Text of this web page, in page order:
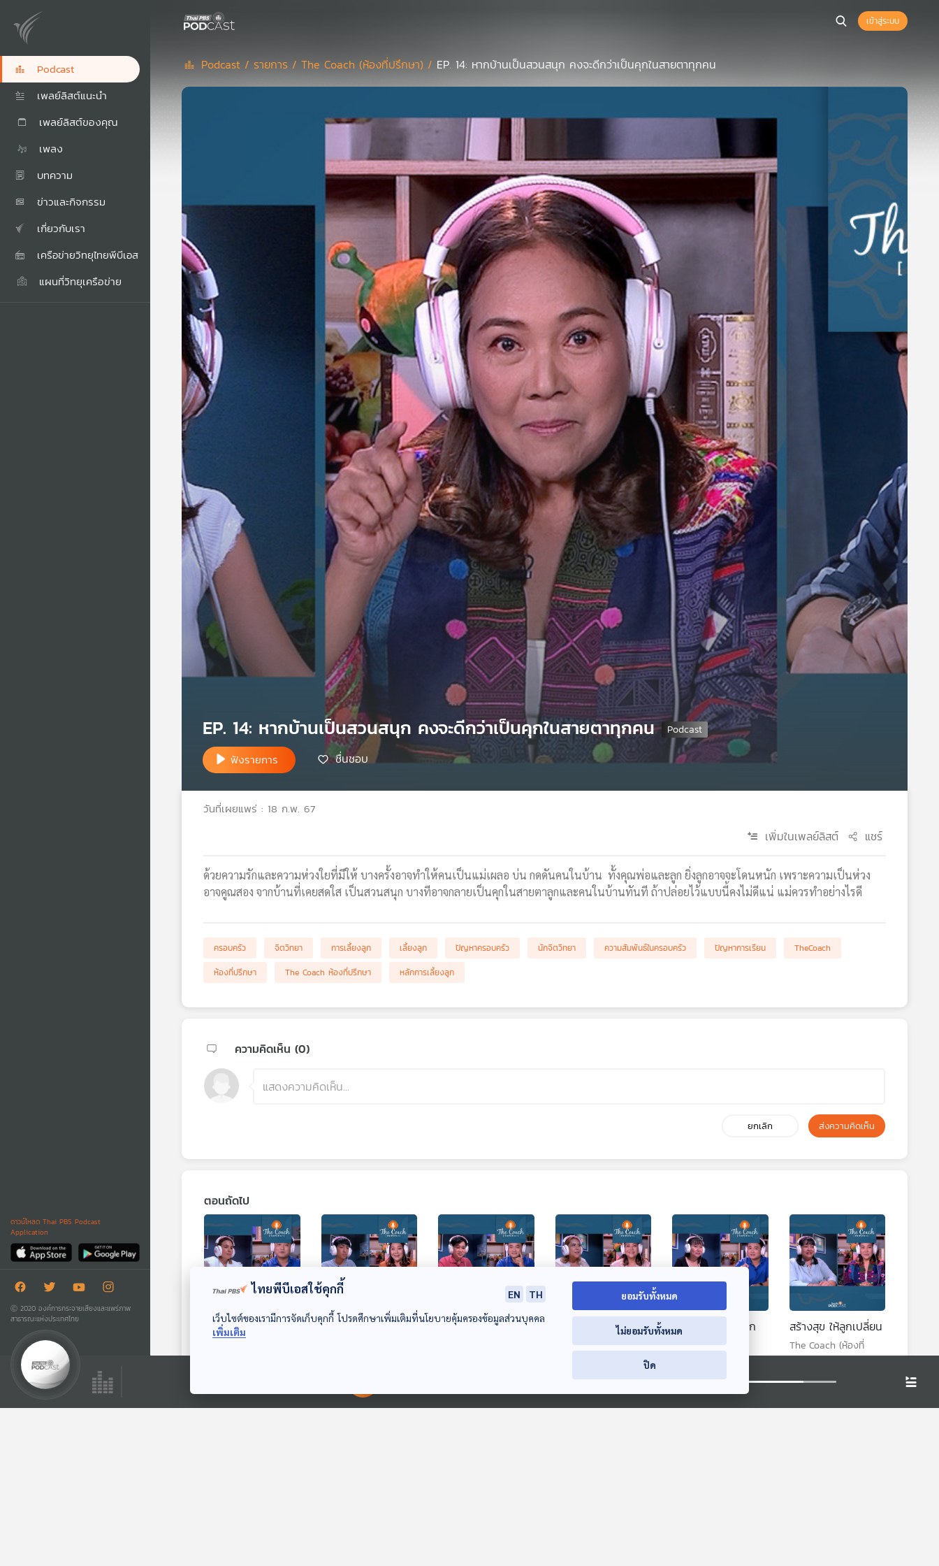
Podcast
เพลย์ลิสต์แนะนำ
เพลย์ลิสต์ของคุณ
เพลง
บทความ
ข่าวและกิจกรรม
เกี่ยวกับเรา
เครือข่ายวิทยุไทยพีบีเอส
แผนที่วิทยุเครือข่าย
ดาวน์โหลด Thai PBS Podcast
Application
Ⓒ 2020 องค์การกระจายเสียงและแพร่ภาพ
สาธารณะแห่งประเทศไทย
เข้าสู่ระบบ
Podcast / รายการ /The Coach (ห้องที่ปรึกษา) / EP. 14: หากบ้านเป็นสวนสนุก คงจะดีกว่าเป็นคุกในสายตาทุกคน
EP. 14: หากบ้านเป็นสวนสนุก คงจะดีกว่าเป็นคุกในสายตาทุกคน
ฟังรายการ ชื่นชอบ
วันที่เผยแพร่ : 18 ก.พ. 67
เพิ่มในเพลย์ลิสต์ แชร์
ด้วยความรักและความห่วงใยที่มีให้ บางครั้งอาจทำให้คนเป็นแม่เผลอ บ่น กดดันคนในบ้าน ทั้งคุณพ่อและลูก ยิ่งลูกอาจจะโดนหนัก เพราะความเป็นห่วง
อาจคูณสอง จากบ้านที่เคยสดใส เป็นสวนสนุก บางทีอาจกลายเป็นคุกในสายตาลูกและคนในบ้านทันที ถ้าปล่อยไว้แบบนี้คงไม่ดีแน่ แม่ควรทำอย่างไรดี
ครอบครัว จิตวิทยา การเลี้ยงลูก เลี้ยงลูก ปัญหาครอบครัว นักจิตวิทยา ความสัมพันธ์ในครอบครัว ปัญหาการเรียน
TheCoach
ห้องที่ปรึกษา
The Coach ห้องที่ปรึกษา หลักการเลี้ยงลูก
ความคิดเห็น (0)
ยกเลิก ส่งความคิดเห็น
ตอนถัดไป
ลูกวัยรุ่น แม่ว้าวุ่นจน
ใจไม่พองฟู
เหมือนจะปล่อย.. แต่ก็
รักลูกให้ถูกทาง
รักเราไม่เก่าเลย.. สิ่ง
ที่ไม่เคยมีอยู่จริง
ปรึกษา)
รักมากไปทำร้ายลูก
ไม่รู้ตัว
ปรึกษา)
สร้างสุข ให้ลูกเปลี่ยน
The Coach (ห้องที่
ปรึกษา)
00:00:00
ไทยพีบีเอสใช้คุกกี้ EN
TH
เว็บไซต์ของเรามีการจัดเก็บคุกกี้ โปรดศึกษาเพิ่มเติมที่นโยบายคุ้มครองข้อมูลส่วนบุคคล
เพิ่มเติม
ยอมรับทั้งหมด
ไม่ยอมรับทั้งหมด
ปิด